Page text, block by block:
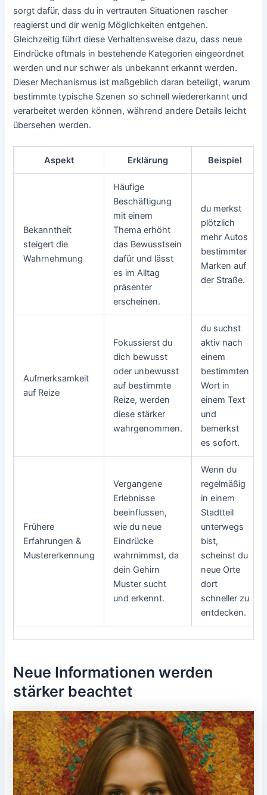
sorgt dafür, dass du in vertrauten Situationen rascher
reagierst und dir wenig Möglichkeiten entgehen.
Gleichzeitig führt diese Verhaltensweise dazu, dass neue
Eindrücke oftmals in bestehende Kategorien eingeordnet
werden und nur schwer als unbekannt erkannt werden.
Dieser Mechanismus ist maßgeblich daran beteiligt, warum
bestimmte typische Szenen so schnell wiedererkannt und
verarbeitet werden können, während andere Details leicht
übersehen werden.
Aspekt Erklärung Beispiel
Bekanntheit
steigert die
Wahrnehmung
Häufige
Beschäftigung
mit einem
Thema erhöht
das Bewusstsein
dafür und lässt
es im Alltag
präsenter
erscheinen.
du merkst
plötzlich
mehr Autos
bestimmter
Marken auf
der Straße.
Aufmerksamkeit
auf Reize
Fokussierst du
dich bewusst
oder unbewusst
auf bestimmte
Reize, werden
diese stärker
wahrgenommen.
du suchst
aktiv nach
einem
bestimmten
Wort in
einem Text
und
bemerkst
es sofort.
Frühere
Erfahrungen &
Mustererkennung
Vergangene
Erlebnisse
beeinflussen,
wie du neue
Eindrücke
wahrnimmst, da
dein Gehirn
Muster sucht
und erkennt.
Wenn du
regelmäßig
in einem
Stadtteil
unterwegs
bist,
scheinst du
neue Orte
dort
schneller zu
entdecken.
Neue Informationen werden
stärker beachtet